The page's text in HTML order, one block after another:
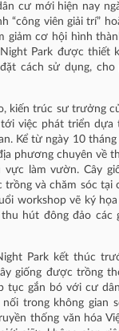
cư mới hiện nay
“công viên giải trí”
giảm cơ hội hình
Park được thiết
đặt cách sử dụng,
kiến trúc sư trưởng
việc phát triển dựa
Kể từ ngày 10
phương chuyên về
vực làm vườn. Cây
và chăm sóc tại
workshop vẽ ký
hút đông đảo các
Park kết thúc
giống được trồng
tục gắn bó với cư
trong không gian
thống văn hóa